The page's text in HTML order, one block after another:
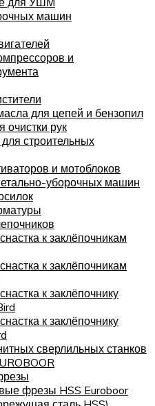
машин
и
для цепей и бензопил
очистки рук
строительных
и мотоблоков
уборочных машин
к заклёпочникам
к заклёпочникам
к заклёпочнику
к заклёпочнику
сверлильных станков
фрезы HSS Euroboor